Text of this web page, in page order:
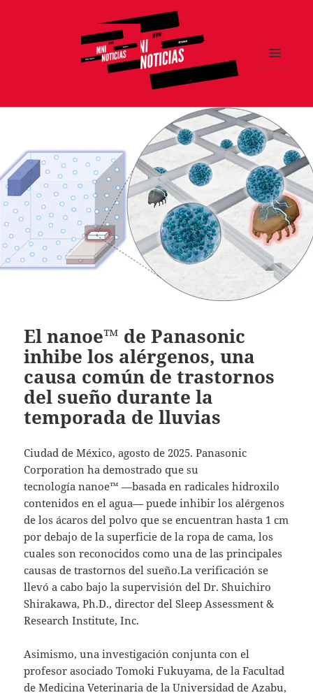
El nanoe™ de Panasonic
inhibe los alérgenos, una
causa común de trastornos
del sueño durante la
temporada de lluvias
Ciudad de México, agosto de 2025. Panasonic
Corporation ha demostrado que su
tecnología nanoe™ —basada en radicales hidroxilo
contenidos en el agua— puede inhibir los alérgenos
de los ácaros del polvo que se encuentran hasta 1 cm
por debajo de la superficie de la ropa de cama, los
cuales son reconocidos como una de las principales
causas de trastornos del sueño.La verificación se
llevó a cabo bajo la supervisión del Dr. Shuichiro
Shirakawa, Ph.D., director del Sleep Assessment &
Research Institute, Inc.
Asimismo, una investigación conjunta con el
profesor asociado Tomoki Fukuyama, de la Facultad
de Medicina Veterinaria de la Universidad de Azabu,